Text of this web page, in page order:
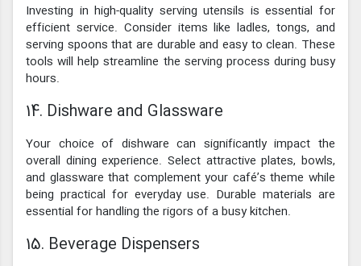
Investing in high-quality serving utensils is essential for
efficient service. Consider items like ladles, tongs, and
serving spoons that are durable and easy to clean. These
tools will help streamline the serving process during busy
hours.
14. Dishware and Glassware
Your choice of dishware can significantly impact the
overall dining experience. Select attractive plates, bowls,
and glassware that complement your café’s theme while
being practical for everyday use. Durable materials are
essential for handling the rigors of a busy kitchen.
15. Beverage Dispensers